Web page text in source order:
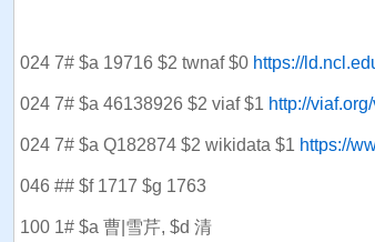
024 7# $a 19716 $2 twnaf $0 https://
024 7# $a 46138926 $2 viaf $1 http://
024 7# $a Q182874 $2 wikidata $1 https://
046 ## $f 1717 $g 1763
100 1# $a 曹|雪芹, $d 清